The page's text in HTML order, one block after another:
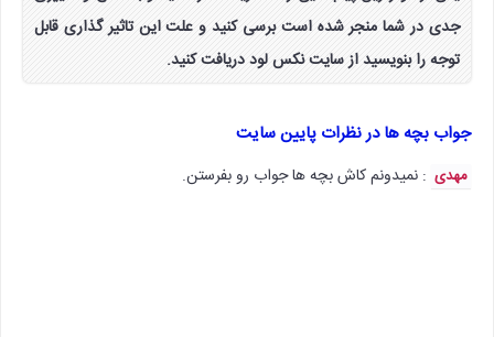
جدی در شما منجر شده است برسی کنید و علت این تاثیر گذاری قابل
توجه را بنویسید از سایت نکس لود دریافت کنید.
جواب بچه ها در نظرات پایین سایت
مهدی : نمیدونم کاش بچه ها جواب رو بفرستن.